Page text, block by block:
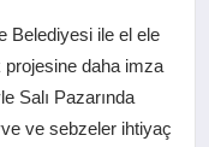
Belediyesi ile el ele
daha imza
Salı Pazarında
ve sebzeler ihtiyaç